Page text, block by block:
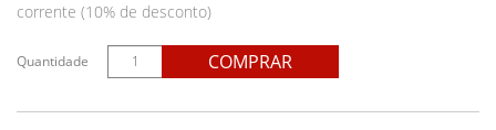
corrente (10% de desconto)
Quantidade COMPRAR